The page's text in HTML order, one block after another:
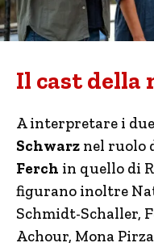
Il cast della
A interpretare i
Schwarz nel ruolo
Ferch in quello di
figurano inoltre
Schmidt-Schaller,
Achour, Mona